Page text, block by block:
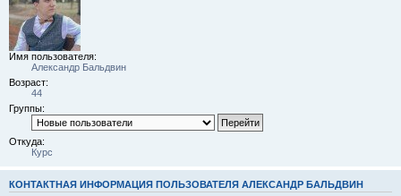
Имя пользователя:
Александр Бальдвин
Возраст:
44
Группы:
Откуда:
Курс
КОНТАКТНАЯ ИНФОРМАЦИЯ ПОЛЬЗОВАТЕЛЯ АЛЕКСАНДР БАЛЬДВИН